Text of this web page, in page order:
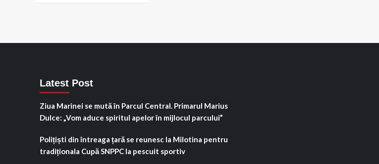
Latest Post
Ziua Marinei se mută în Parcul Central. Primarul Marius
Dulce: „Vom aduce spiritul apelor în mijlocul parcului”
Polițiști din întreaga țară se reunesc la Milotina pentru
tradiționala Cupă SNPPC la pescuit sportiv